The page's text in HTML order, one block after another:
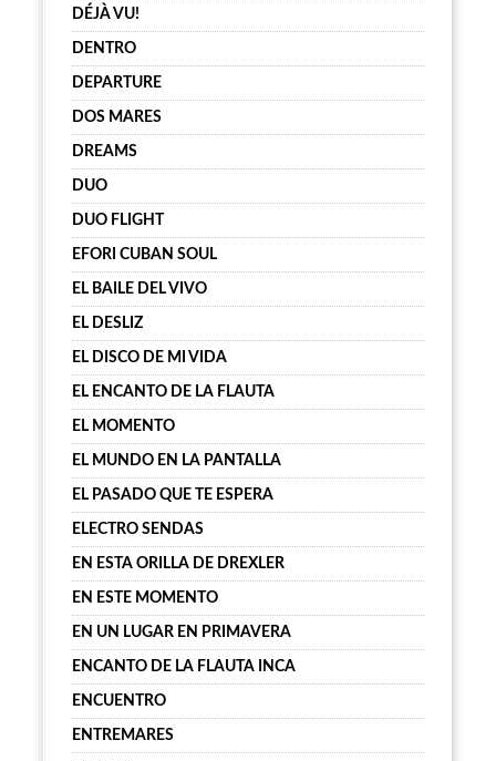
DÉJÀ VU!
DENTRO
DEPARTURE
DOS MARES
DREAMS
DUO
DUO FLIGHT
EFORI CUBAN SOUL
EL BAILE DEL VIVO
EL DESLIZ
EL DISCO DE MI VIDA
EL ENCANTO DE LA FLAUTA
EL MOMENTO
EL MUNDO EN LA PANTALLA
EL PASADO QUE TE ESPERA
ELECTRO SENDAS
EN ESTA ORILLA DE DREXLER
EN ESTE MOMENTO
EN UN LUGAR EN PRIMAVERA
ENCANTO DE LA FLAUTA INCA
ENCUENTRO
ENTREMARES